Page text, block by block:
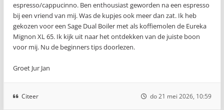
espresso/cappucinno. Ben enthousiast geworden na een espresso
bij een vriend van mij. Was de kupjes ook meer dan zat. Ik heb
gekozen voor een Sage Dual Boiler met als koffiemolen de Eureka
Mignon XL 65. Ik kijk uit naar het ontdekken van de juiste boon
voor mij. Nu de beginners tips doorlezen.
Groet Jur Jan
Citeer do 21 mei 2026, 10:59